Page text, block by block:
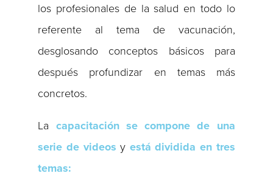
los profesionales de la salud en todo lo
referente al tema de vacunación,
desglosando conceptos básicos para
después profundizar en temas más
concretos.
La capacitación se compone de una
serie de videos y está dividida en tres
temas: